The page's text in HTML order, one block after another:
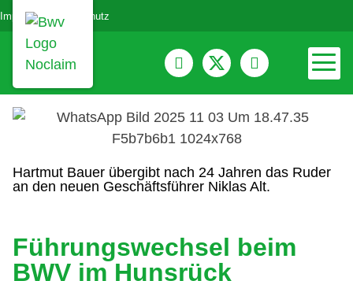
Impressum Datenschutz
Hartmut Bauer übergibt nach 24 Jahren das Ruder
an den neuen Geschäftsführer Niklas Alt.
Führungswechsel beim
BWV im Hunsrück